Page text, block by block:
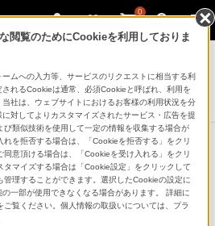
0
shot
を追求した、洗練の
ィ
閲覧のためにCookieを利用しておりま
ムへの入力等、サービスのリクエストに相当する利
れるCookieは通常、必須Cookieと呼ばれ、利用を
社は、ウェブサイトにおけるお客様の利用状況を分
対してよりカスタマイズされたサービス・広告を提
類似技術を使用して一定の情報を収集する場合が
を拒否する場合は、「Cookieを拒否する」をクリ
意頂ける場合は、「Cookieを受け入れる」をクリ
マイズする場合は「Cookie設定」をクリックして
管理することができます。選択したCookieの設定に
一部が使用できなくなる場合があります。 詳細に
覧ください。個人情報の取扱いについては、プラ